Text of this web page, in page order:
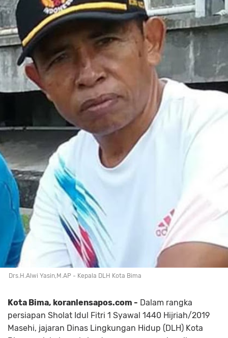
Drs.H.Alwi Yasin,M.AP - Kepala DLH Kota Bima
Kota Bima, koranlensapos.com - Dalam rangka
persiapan Sholat Idul Fitri 1 Syawal 1440 Hijriah/2019
Masehi, jajaran Dinas Lingkungan Hidup (DLH) Kota